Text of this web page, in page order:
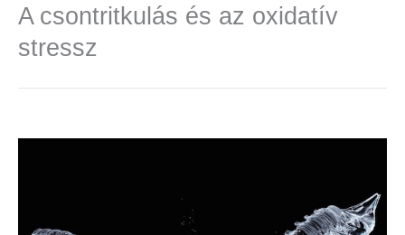
A csontritkulás és az oxidatív
stressz